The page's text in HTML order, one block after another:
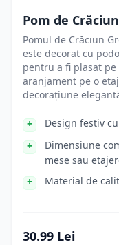
Pom de
Pomul de Crăciun
este decorat cu
pentru a fi plasat
aranjament pe o
decorațiune
Design festiv
Dimensiune
mese sau
Material de
30.99 Lei